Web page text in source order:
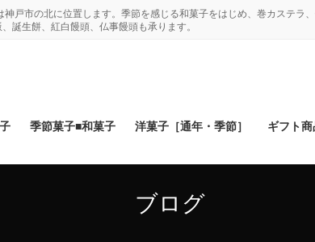
戸市の北に位置します。季節を感じる和菓子をはじめ、巻カステラ
誕生餅、紅白饅頭、仏事饅頭も承ります。
季節菓子■和菓子 洋菓子［通年・季節］ ギフト商
ブログ